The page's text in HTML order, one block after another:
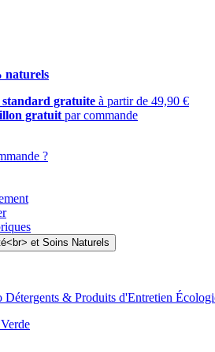
naturels
gratuite à partir de 49,90 €
gratuit par commande
?
Détergents & Produits d'Entretien